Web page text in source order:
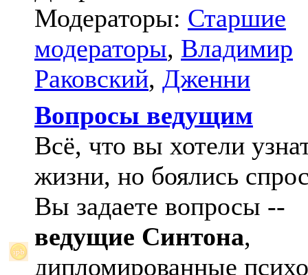
Модераторы: Старшие
модераторы, Владимир
Раковский, Дженни
Вопросы ведущим
Всё, что вы хотели
жизни, но боялись
Вы задаете вопросы --
ведущие Синтона,
дипломированные